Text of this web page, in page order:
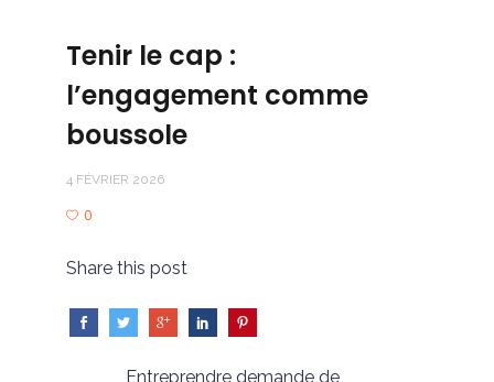
Tenir le cap :
l’engagement comme
boussole
4 FÉVRIER 2026
0
Share this post
Entreprendre demande de